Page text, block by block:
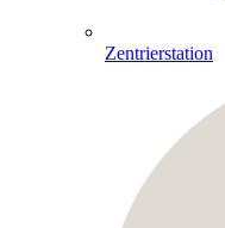
Zentrierstation